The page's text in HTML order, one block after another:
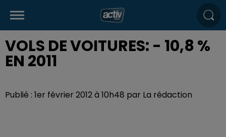
VOLS DE VOITURES: - 10,8 %
EN 2011
Publié : 1er février 2012 à 10h48 par La rédaction